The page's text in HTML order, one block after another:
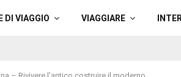
DI VIAGGIO VIAGGIARE